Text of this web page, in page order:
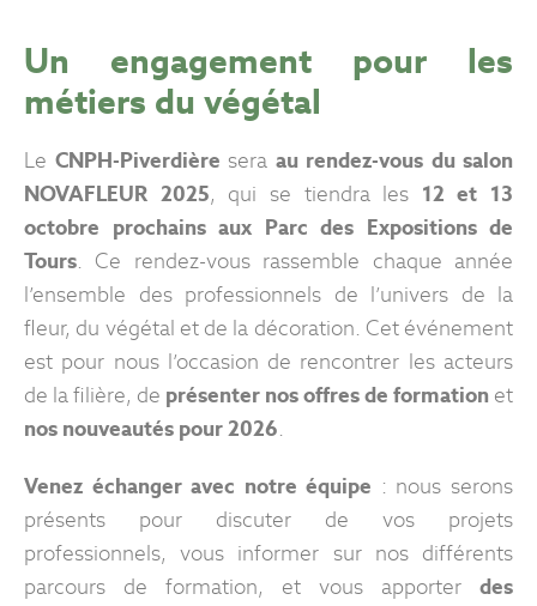
Un engagement pour les
métiers du végétal
Le CNPH-Piverdière sera au rendez-vous du salon
NOVAFLEUR 2025, qui se tiendra les 12 et 13
octobre prochains aux Parc des Expositions de
Tours. Ce rendez-vous rassemble chaque année
l’ensemble des professionnels de l’univers de la
fleur, du végétal et de la décoration. Cet événement
est pour nous l’occasion de rencontrer les acteurs
de la filière, de présenter nos offres de formation et
nos nouveautés pour 2026.
Venez échanger avec notre équipe : nous serons
présents pour discuter de vos projets
professionnels, vous informer sur nos différents
parcours de formation, et vous apporter des